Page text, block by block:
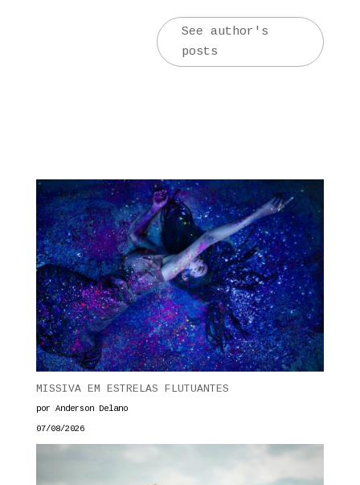
See author's
posts
MISSIVA EM ESTRELAS FLUTUANTES
por Anderson Delano
07/08/2026